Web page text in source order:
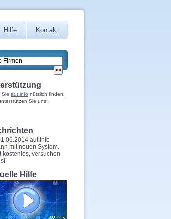
Hilfe Kontakt
Sie aut.info nützlich finden,
Sie uns:
aut.info
mit neuen System.
kostenlos, versuchen
Hilfe